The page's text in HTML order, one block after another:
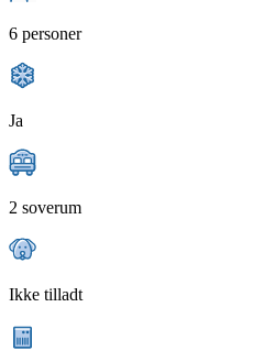
6 personer
Ja
2 soverum
Ikke tilladt